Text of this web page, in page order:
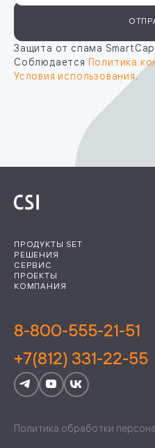
Защита от спама
Соблюдается Политика
Условия использования.
ПРОДУКТЫ SET
РЕШЕНИЯ
СЕРВИС
ПРОЕКТЫ
КОМПАНИЯ
8-800-555-21-51
+7(812) 331-22-55
Политика обработки